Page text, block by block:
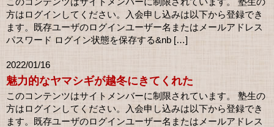
方はログインしてください。入会申し込みは以下から登録でき
ます。既存ユーザのログインユーザー名またはメールアドレス
パスワード ログイン状態を保存する&nb […]
2022/01/16
魅力的なヤマシギが越冬にきてくれた
このコンテンツはサイトメンバーに制限されています。 塾生の
方はログインしてください。入会申し込みは以下から登録でき
ます。既存ユーザのログインユーザー名またはメールアドレス